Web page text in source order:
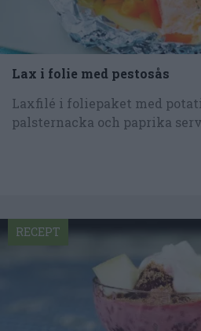
Lax i folie med pestosås
Laxfilé i foliepaket med
palsternacka och paprika
RECEPT